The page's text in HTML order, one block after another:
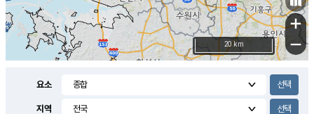
+
−
20 km
요소
지역